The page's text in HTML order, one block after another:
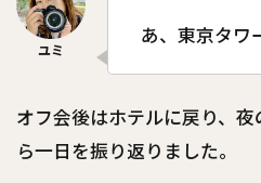
あ、東京タワ
オフ会後はホテルに戻り、
ら一日を振り返りました。